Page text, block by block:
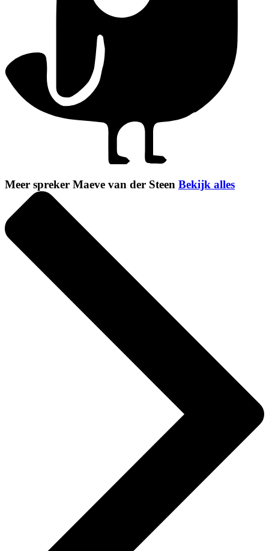
Meer spreker Maeve van der Steen Bekijk alles